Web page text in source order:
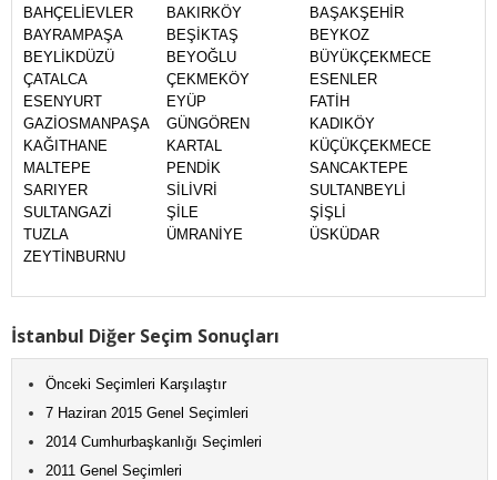
BAHÇELİEVLER
BAKIRKÖY
BAŞAKŞEHİR
BAYRAMPAŞA
BEŞİKTAŞ
BEYKOZ
BEYLİKDÜZÜ
BEYOĞLU
BÜYÜKÇEKMECE
ÇATALCA
ÇEKMEKÖY
ESENLER
ESENYURT
EYÜP
FATİH
GAZİOSMANPAŞA
GÜNGÖREN
KADIKÖY
KAĞITHANE
KARTAL
KÜÇÜKÇEKMECE
MALTEPE
PENDİK
SANCAKTEPE
SARIYER
SİLİVRİ
SULTANBEYLİ
SULTANGAZİ
ŞİLE
ŞİŞLİ
TUZLA
ÜMRANİYE
ÜSKÜDAR
ZEYTİNBURNU
İstanbul Diğer Seçim Sonuçları
Önceki Seçimleri Karşılaştır
7 Haziran 2015 Genel Seçimleri
2014 Cumhurbaşkanlığı Seçimleri
2011 Genel Seçimleri